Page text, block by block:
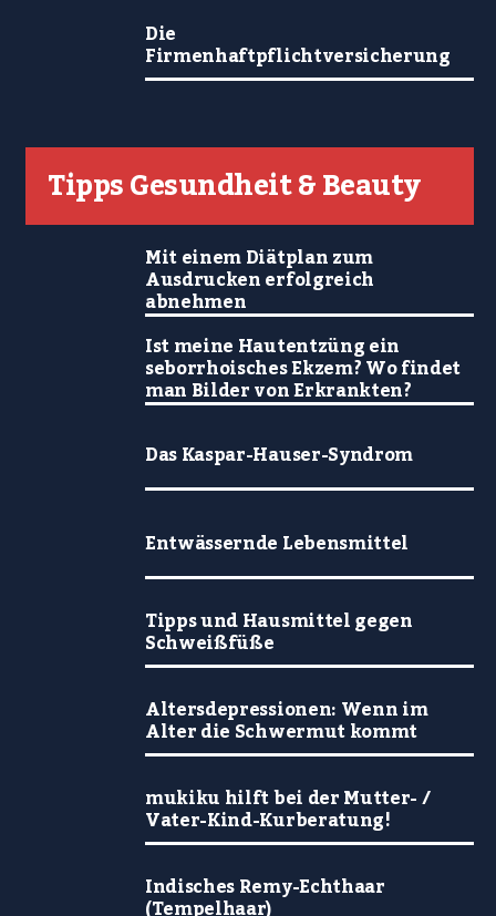
Die
Firmenhaftpflichtversicherung
Tipps Gesundheit & Beauty
Mit einem Diätplan zum
Ausdrucken erfolgreich
abnehmen
Ist meine Hautentzüng ein
seborrhoisches Ekzem? Wo findet
man Bilder von Erkrankten?
Das Kaspar-Hauser-Syndrom
Entwässernde Lebensmittel
Tipps und Hausmittel gegen
Schweißfüße
Altersdepressionen: Wenn im
Alter die Schwermut kommt
mukiku hilft bei der Mutter- /
Vater-Kind-Kurberatung!
Indisches Remy-Echthaar